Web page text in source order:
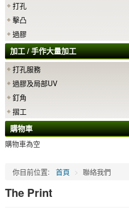
打孔
擊凸
過膠
加工 / 手作大量加工
打孔服務
過膠及局部UV
釘角
摺工
購物車
購物車為空
你目前位置: 首頁 > 聯絡我們
The Print